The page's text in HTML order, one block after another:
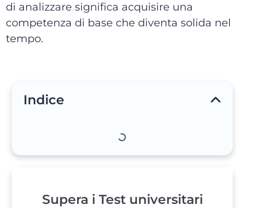
di analizzare significa acquisire una
competenza di base che diventa solida nel
tempo.
Indice
Supera i Test universitari